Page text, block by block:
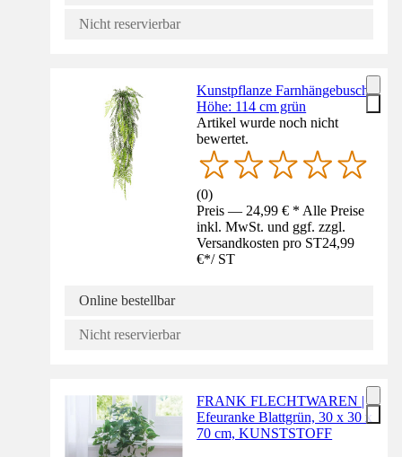
Nicht reservierbar
Kunstpflanze Farnhängebusch
Höhe: 114 cm grün
Artikel wurde noch nicht
bewertet.
(0)
Preis — 24,99 € * Alle Preise
inkl. MwSt. und ggf. zzgl.
Versandkosten pro ST24,99
€*/ ST
Online bestellbar
Nicht reservierbar
FRANK FLECHTWAREN |
Efeuranke Blattgrün, 30 x 30 x
70 cm, KUNSTSTOFF